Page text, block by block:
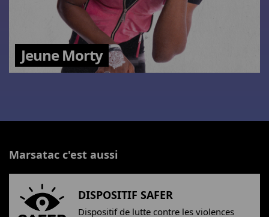
Jeune Morty
Marsatac c'est aussi
DISPOSITIF SAFER
Dispositif de lutte contre les violences